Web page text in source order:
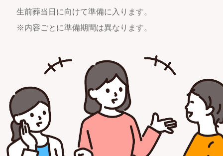
生前葬当日に向けて準備に入ります。
※内容ごとに準備期間は異なります。